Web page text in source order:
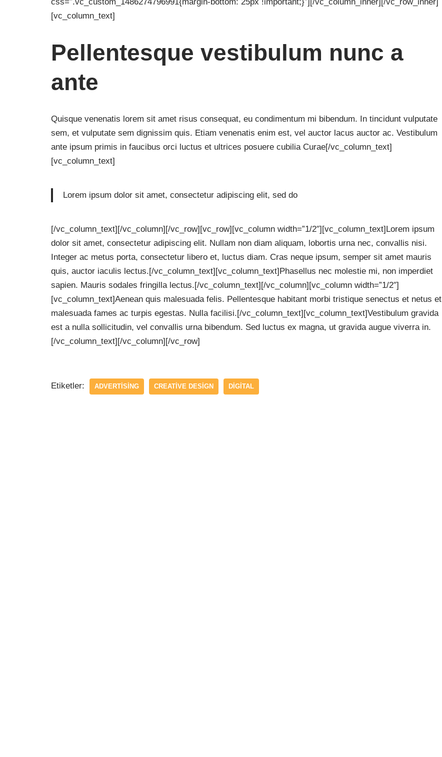
[vc_column_text]
Pellentesque vestibulum nunc a
ante
Quisque venenatis lorem sit amet risus consequat, eu condimentum mi bibendum. In tincidunt vulputate
sem, et vulputate sem dignissim quis. Etiam venenatis enim est, vel auctor lacus auctor ac. Vestibulum
ante ipsum primis in faucibus orci luctus et ultrices posuere cubilia Curae[/vc_column_text]
[vc_column_text]
Lorem ipsum dolor sit amet, consectetur adipiscing elit, sed do
[/vc_column_text][/vc_column][/vc_row][vc_row][vc_column width=”1/2″][vc_column_text]Lorem ipsum
dolor sit amet, consectetur adipiscing elit. Nullam non diam aliquam, lobortis urna nec, convallis nisi.
Integer ac metus porta, consectetur libero et, luctus diam. Cras neque ipsum, semper sit amet mauris
quis, auctor iaculis lectus.[/vc_column_text][vc_column_text]Phasellus nec molestie mi, non imperdiet
sapien. Mauris sodales fringilla lectus.[/vc_column_text][/vc_column][vc_column width=”1/2″]
[vc_column_text]Aenean quis malesuada felis. Pellentesque habitant morbi tristique senectus et netus et
malesuada fames ac turpis egestas. Nulla facilisi.[/vc_column_text][vc_column_text]Vestibulum gravida
est a nulla sollicitudin, vel convallis urna bibendum. Sed luctus ex magna, ut gravida augue viverra in.
[/vc_column_text][/vc_column][/vc_row]
Etiketler: ADVERTISING CREATIVE DESIGN DIGITAL